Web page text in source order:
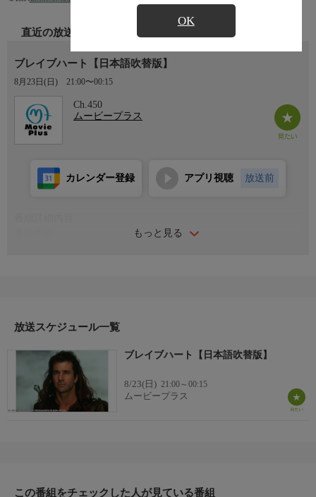
OK
直近の放送
ブレイブハート【日本語吹替版】
8月23日(日) 21:00〜00:15
Ch.450
ムービープラス
もっと見る
カレンダー登録 アプリ視聴 放送前
監督・主演
ジェームズ・ロビンソン／ショーン・ローラー／サンディ・ネル
ソン
声の出演
放送スケジュール一覧
ブレイブハート【日本語吹替版】
8/23(日) 21:00～00:15
ムービープラス
この番組をチェックした人が見ている番組